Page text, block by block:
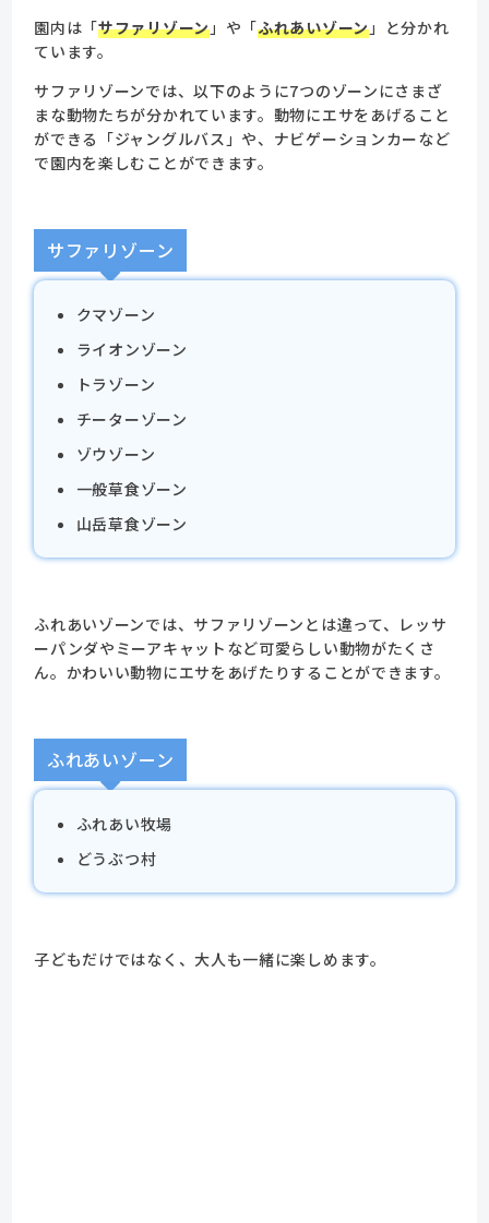
園内は「サファリゾーン」や「ふれあいゾーン」と分かれ
ています。
サファリゾーンでは、以下のように7つのゾーンにさまざ
まな動物たちが分かれています。動物にエサをあげること
ができる「ジャングルバス」や、ナビゲーションカーなど
で園内を楽しむことができます。
サファリゾーン
クマゾーン
ライオンゾーン
トラゾーン
チーターゾーン
ゾウゾーン
一般草食ゾーン
山岳草食ゾーン
ふれあいゾーンでは、サファリゾーンとは違って、レッサ
ーパンダやミーアキャットなど可愛らしい動物がたくさ
ん。かわいい動物にエサをあげたりすることができます。
ふれあいゾーン
ふれあい牧場
どうぶつ村
子どもだけではなく、大人も一緒に楽しめます。